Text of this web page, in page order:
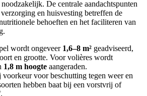
De centrale aandachtspunten
en huisvesting betreffen de
behoeften en het faciliteren van
wordt ongeveer 1,6–8 m² geadviseerd,
en grootte. Voor volières wordt
1,8 m hoogte aangeraden.
voorkeur voor beschutting tegen weer en
hebben baat bij een vorstvrij of